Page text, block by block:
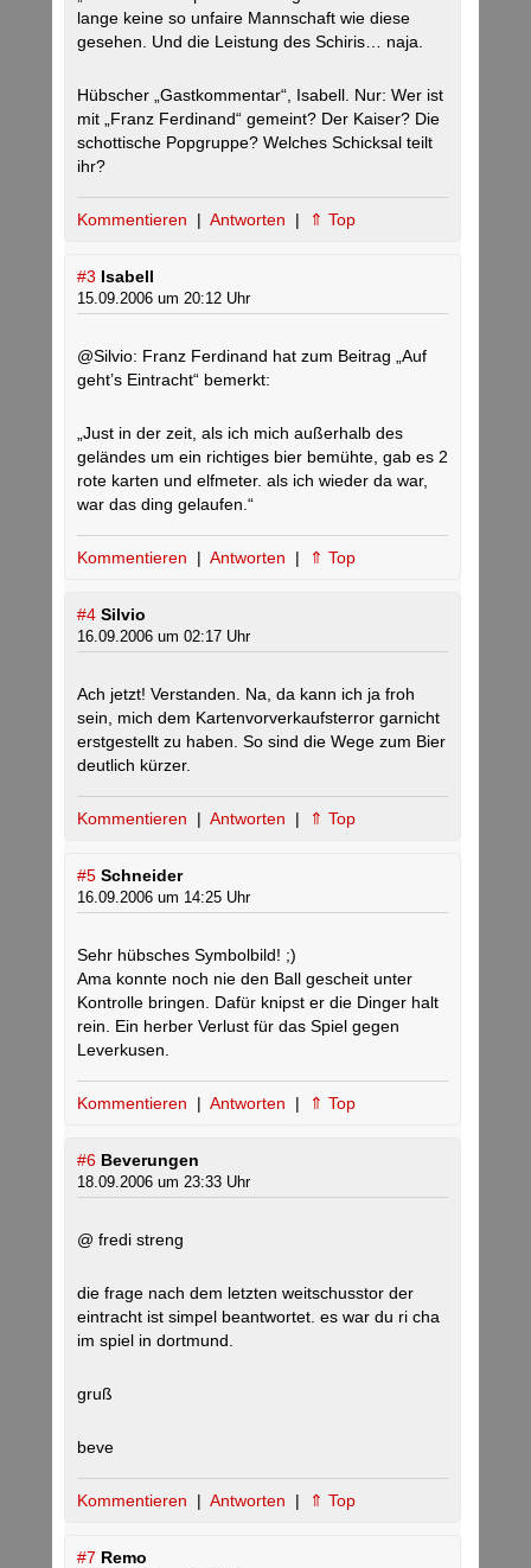
lange keine so unfaire Mannschaft wie diese
gesehen. Und die Leistung des Schiris… naja.
Hübscher „Gastkommentar“, Isabell. Nur: Wer ist
mit „Franz Ferdinand“ gemeint? Der Kaiser? Die
schottische Popgruppe? Welches Schicksal teilt
ihr?
Kommentieren | Antworten | ⇑ Top
#3 Isabell
15.09.2006 um 20:12 Uhr
@Silvio: Franz Ferdinand hat zum Beitrag „Auf
geht’s Eintracht“ bemerkt:
„Just in der zeit, als ich mich außerhalb des
geländes um ein richtiges bier bemühte, gab es 2
rote karten und elfmeter. als ich wieder da war,
war das ding gelaufen.“
Kommentieren | Antworten | ⇑ Top
#4 Silvio
16.09.2006 um 02:17 Uhr
Ach jetzt! Verstanden. Na, da kann ich ja froh
sein, mich dem Kartenvorverkaufsterror garnicht
erstgestellt zu haben. So sind die Wege zum Bier
deutlich kürzer.
Kommentieren | Antworten | ⇑ Top
#5 Schneider
16.09.2006 um 14:25 Uhr
Sehr hübsches Symbolbild! ;)
Ama konnte noch nie den Ball gescheit unter
Kontrolle bringen. Dafür knipst er die Dinger halt
rein. Ein herber Verlust für das Spiel gegen
Leverkusen.
Kommentieren | Antworten | ⇑ Top
#6 Beverungen
18.09.2006 um 23:33 Uhr
@ fredi streng
die frage nach dem letzten weitschusstor der
eintracht ist simpel beantwortet. es war du ri cha
im spiel in dortmund.
gruß
beve
Kommentieren | Antworten | ⇑ Top
#7 Remo